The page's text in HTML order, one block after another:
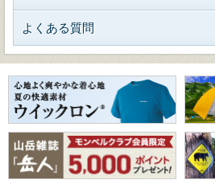
よくある質問